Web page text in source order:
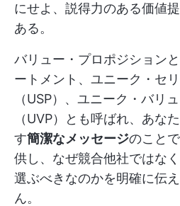
にせよ、説得力のある価値
ある。
バリュー・プロポジション
ートメント、ユニーク・セ
（USP）、ユニーク・バリ
（UVP）とも呼ばれ、あな
す簡潔なメッセージのこと
供し、なぜ競合他社ではな
選ぶべきなのかを明確に伝
ん。